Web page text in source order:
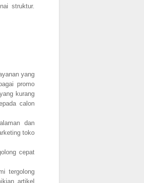
struktur.
yang
promo
kurang
calon
dan
toko
cepat
tergolong
artikel